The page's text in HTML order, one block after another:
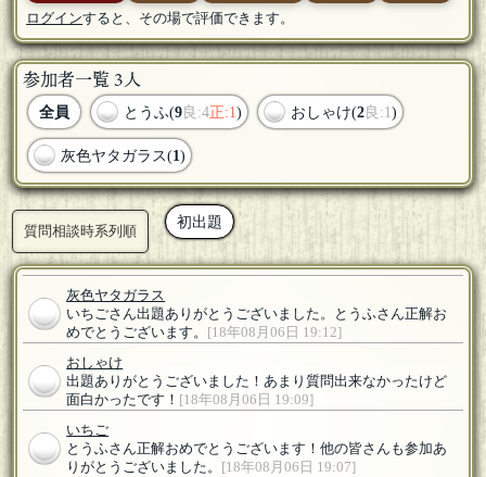
ログインすると、その場で評価できます。
参加者一覧 3人
全員 とうふ(9良:4正:1) おしゃけ(2良:1)
灰色ヤタガラス(1)
質問相談時系列順
初出題
灰色ヤタガラス
いちごさん出題ありがとうございました。とうふさん正解お
めでとうございます。
[18年08月06日 19:12]
おしゃけ
出題ありがとうございました！あまり質問出来なかったけど
面白かったです！ [18年08月06日 19:09]
いちご
とうふさん正解おめでとうございます！他の皆さんも参加あ
りがとうございました。
[18年08月06日 19:07]